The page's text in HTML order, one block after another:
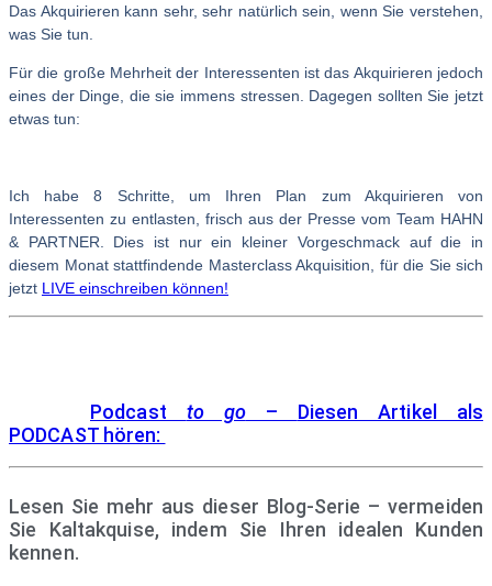
Das Akquirieren kann sehr, sehr natürlich sein, wenn Sie verstehen,
was Sie tun.
Für die große Mehrheit der Interessenten ist das Akquirieren jedoch
eines der Dinge, die sie immens stressen. Dagegen sollten Sie jetzt
etwas tun:
Ich habe 8 Schritte, um Ihren Plan zum Akquirieren von
Interessenten zu entlasten, frisch aus der Presse vom Team HAHN
& PARTNER. Dies ist nur ein kleiner Vorgeschmack auf die in
diesem Monat stattfindende Masterclass Akquisition, für die Sie sich
jetzt LIVE einschreiben können!
Podcast to go– Diesen Artikel als
PODCAST hören:
Lesen Sie mehr aus dieser Blog-Serie – vermeiden
Sie Kaltakquise, indem Sie Ihren idealen Kunden
kennen.